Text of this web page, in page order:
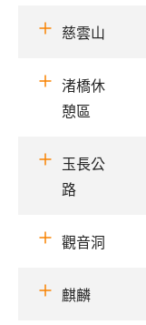
慈雲山
渚橋休
憩區
玉長公
路
觀音洞
麒麟